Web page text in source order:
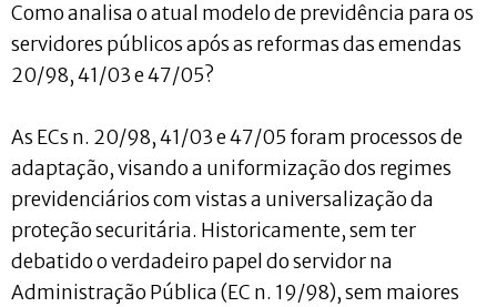
Como analisa o atual modelo de previdência para os
servidores públicos após as reformas das emendas
20/98, 41/03 e 47/05?
As ECs n. 20/98, 41/03 e 47/05 foram processos de
adaptação, visando a uniformização dos regimes
previdenciários com vistas a universalização da
proteção securitária. Historicamente, sem ter
debatido o verdadeiro papel do servidor na
Administração Pública (EC n. 19/98), sem maiores